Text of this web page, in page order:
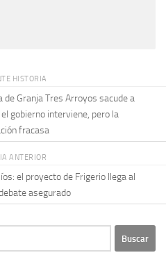
HISTORIA
de Granja Tres Arroyos sacude a
gobierno interviene, pero la
fracasa
ANTERIOR
el proyecto de Frigerio llega al
asegurado